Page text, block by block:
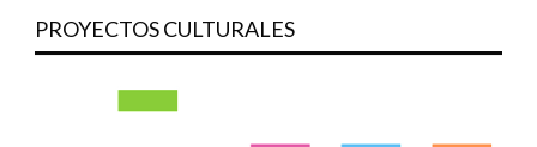
PROYECTOS CULTURALES